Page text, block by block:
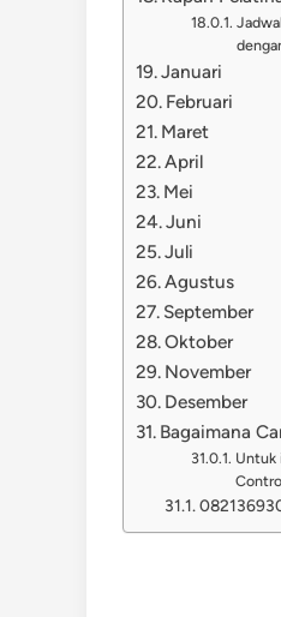
Januari
Februari
Maret
April
Mei
Juni
Juli
Agustus
September
Oktober
November
Desember
Bagaimana
Untuk